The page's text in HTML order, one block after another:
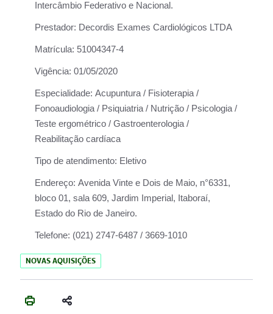
Intercâmbio Federativo e Nacional.
Prestador: Decordis Exames Cardiológicos LTDA
Matrícula: 51004347-4
Vigência: 01/05/2020
Especialidade: Acupuntura / Fisioterapia /
Fonoaudiologia / Psiquiatria / Nutrição / Psicologia /
Teste ergométrico / Gastroenterologia /
Reabilitação cardíaca
Tipo de atendimento: Eletivo
Endereço: Avenida Vinte e Dois de Maio, n°6331,
bloco 01, sala 609, Jardim Imperial, Itaboraí,
Estado do Rio de Janeiro.
Telefone: (021) 2747-6487 / 3669-1010
NOVAS AQUISIÇÕES